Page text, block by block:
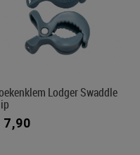
Lodger Swaddle
7,90